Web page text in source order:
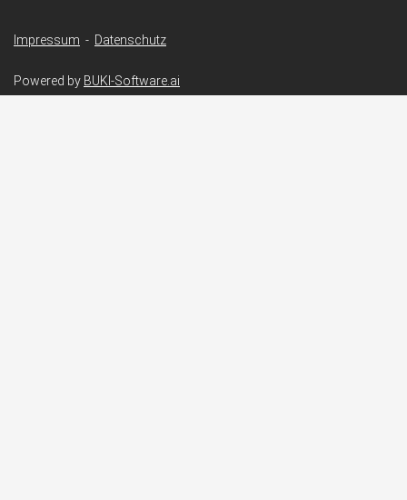
Impressum - Datenschutz
Powered by BUKI-Software.ai